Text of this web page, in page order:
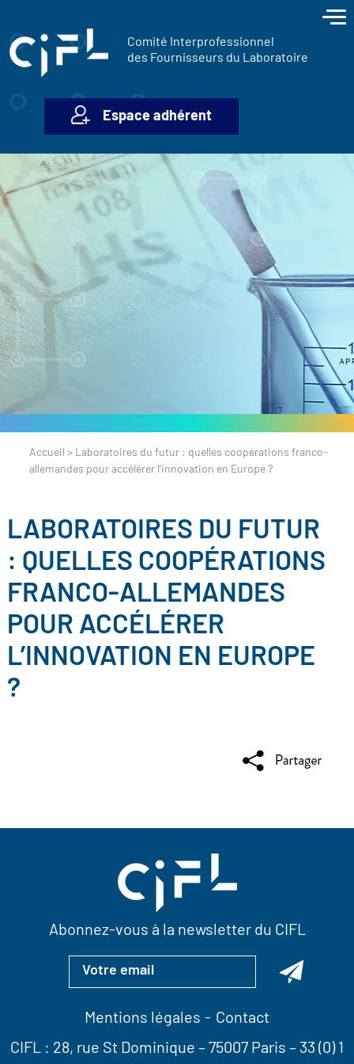
Comité Interprofessionnel
des Fournisseurs du Laboratoire
Espace adhérent
Accueil > Laboratoires du futur : quelles coopérations franco-
allemandes pour accélérer l’innovation en Europe ?
LABORATOIRES DU FUTUR
: QUELLES COOPÉRATIONS
FRANCO-ALLEMANDES
POUR ACCÉLÉRER
L’INNOVATION EN EUROPE
?
Abonnez-vous à la newsletter du CIFL
Mentions légales
Contact
CIFL : 28, rue St Dominique – 75007 Paris – 33 (0) 1